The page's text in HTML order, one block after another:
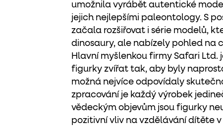
umožnila vyrábět autentické
jejich nejlepšími paleontology. S
začala rozšiřovat i série modelů,
dinosaury, ale nabízely pohled na
Hlavní myšlenkou firmy Safari Ltd.
figurky zvířat tak, aby byly
možná nejvíce odpovídaly
zpracování je každý výrobek
vědeckým objevům jsou figurky
pozitivní vliv na vzdělávání dítěte v